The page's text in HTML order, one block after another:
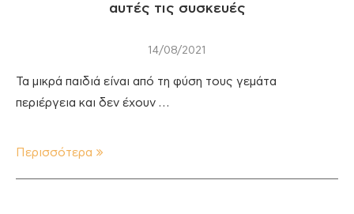
αυτές τις συσκευές
14/08/2021
Τα μικρά παιδιά είναι από τη φύση τους γεμάτα
περιέργεια και δεν έχουν …
Περισσότερα